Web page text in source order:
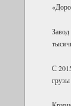
С
грузы